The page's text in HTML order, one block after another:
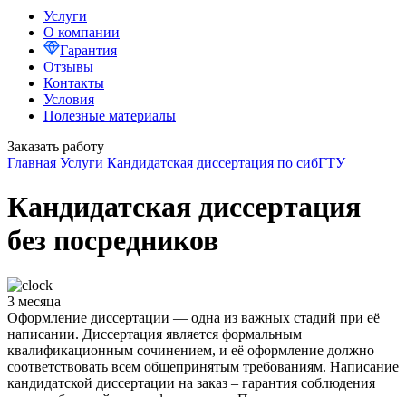
Услуги
О компании
Гарантия
Отзывы
Контакты
Условия
Полезные материалы
Заказать работу
Главная Услуги Кандидатская диссертация по сибГТУ
Кандидатская диссертация
без посредников
3 месяца
Оформление диссертации — одна из важных стадий при её
написании. Диссертация является формальным
квалификационным сочинением, и её оформление должно
соответствовать всем общепринятым требованиям. Написание
кандидатской диссертации на заказ – гарантия соблюдения